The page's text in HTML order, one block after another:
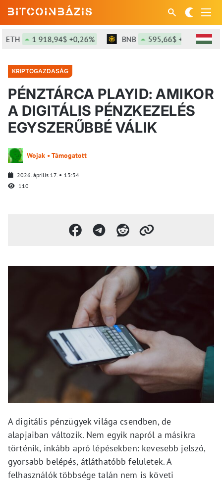
1 918,94$ +0,26% BNB 595,66$ +0,87%
KRIPTOGAZDASÁG
PÉNZTÁRCA PLAYID: AMIKOR
A DIGITÁLIS PÉNZKEZELÉS
EGYSZERŰBBÉ VÁLIK
Wojak • Támogatott
2026. április 17.
13:34
110
A digitális pénzügyek világa csendben, de
alapjaiban változik. Nem egyik napról a másikra
történik, inkább apró lépésekben: kevesebb jelszó,
gyorsabb belépés, átláthatóbb felületek. A
felhasználók többsége talán nem is követi